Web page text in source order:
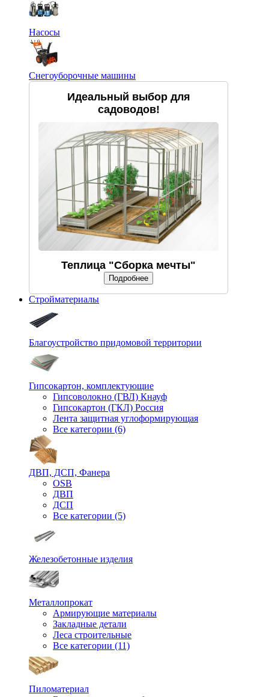
Насосы
Снегоуборочные машины
Идеальный выбор для
садоводов!
Теплица "Сборка мечты"
Подробнее
Стройматериалы
Благоустройство придомовой территории
Гипсокартон, комплектующие
Гипсоволокно (ГВЛ) Кнауф
Гипсокартон (ГКЛ) Россия
Лента защитная углоформирующая
Все категории (6)
ДВП, ДСП, Фанера
OSB
ДВП
ДСП
Все категории (5)
Железобетонные изделия
Металлопрокат
Армирующие материалы
Закладные детали
Леса строительные
Все категории (11)
Пиломатериал